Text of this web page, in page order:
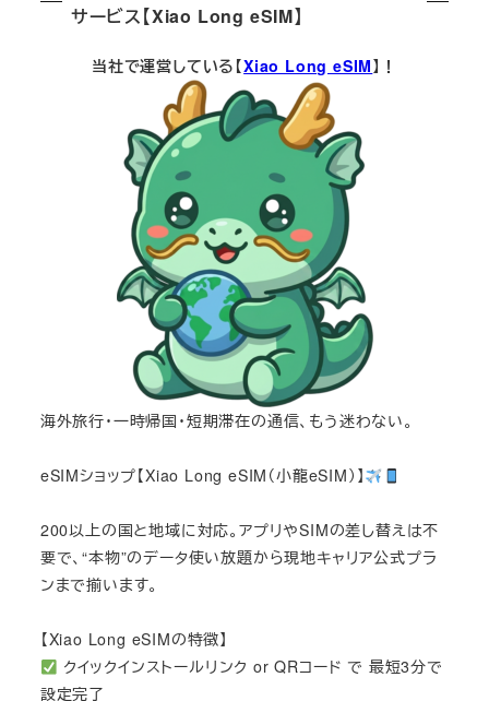
サービス【Xiao Long eSIM】
当社で運営している【Xiao Long eSIM】！
海外旅行・一時帰国・短期滞在の通信、もう迷わない。
eSIMショップ【Xiao Long eSIM（小龍eSIM）】
200以上の国と地域に対応。アプリやSIMの差し替えは不
要で、“本物”のデータ使い放題から現地キャリア公式プラ
ンまで揃います。
【Xiao Long eSIMの特徴】
クイックインストールリンク or QRコード で 最短3分で
設定完了